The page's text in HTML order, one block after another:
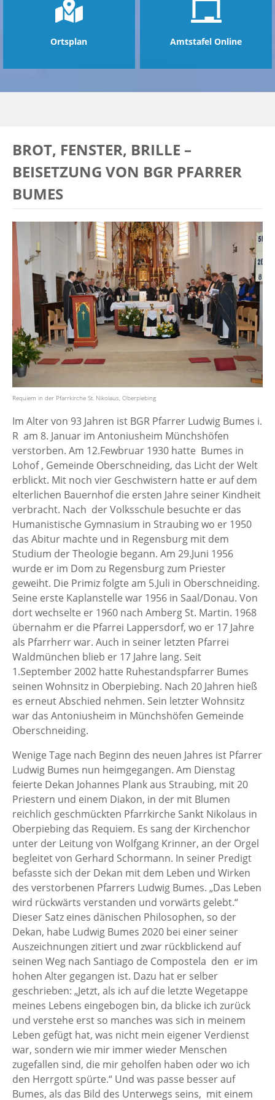
Ortsplan Amtstafel Online
BROT, FENSTER, BRILLE –
BEISETZUNG VON BGR PFARRER
BUMES
Requiem in der Pfarrkirche St. Nikolaus, Oberpiebing
Im Alter von 93 Jahren ist BGR Pfarrer Ludwig Bumes i.
R am 8. Januar im Antoniusheim Münchshöfen
verstorben. Am 12.Fewbruar 1930 hatte Bumes in
Lohof , Gemeinde Oberschneiding, das Licht der Welt
erblickt. Mit noch vier Geschwistern hatte er auf dem
elterlichen Bauernhof die ersten Jahre seiner Kindheit
verbracht. Nach der Volksschule besuchte er das
Humanistische Gymnasium in Straubing wo er 1950
das Abitur machte und in Regensburg mit dem
Studium der Theologie begann. Am 29.Juni 1956
wurde er im Dom zu Regensburg zum Priester
geweiht. Die Primiz folgte am 5.Juli in Oberschneiding.
Seine erste Kaplanstelle war 1956 in Saal/Donau. Von
dort wechselte er 1960 nach Amberg St. Martin. 1968
übernahm er die Pfarrei Lappersdorf, wo er 17 Jahre
als Pfarrherr war. Auch in seiner letzten Pfarrei
Waldmünchen blieb er 17 Jahre lang. Seit
1.September 2002 hatte Ruhestandspfarrer Bumes
seinen Wohnsitz in Oberpiebing. Nach 20 Jahren hieß
es erneut Abschied nehmen. Sein letzter Wohnsitz
war das Antoniusheim in Münchshöfen Gemeinde
Oberschneiding.
Wenige Tage nach Beginn des neuen Jahres ist Pfarrer
Ludwig Bumes nun heimgegangen. Am Dienstag
feierte Dekan Johannes Plank aus Straubing, mit 20
Priestern und einem Diakon, in der mit Blumen
reichlich geschmückten Pfarrkirche Sankt Nikolaus in
Oberpiebing das Requiem. Es sang der Kirchenchor
unter der Leitung von Wolfgang Krinner, an der Orgel
begleitet von Gerhard Schormann. In seiner Predigt
befasste sich der Dekan mit dem Leben und Wirken
des verstorbenen Pfarrers Ludwig Bumes. „Das Leben
wird rückwärts verstanden und vorwärts gelebt.“
Dieser Satz eines dänischen Philosophen, so der
Dekan, habe Ludwig Bumes 2020 bei einer seiner
Auszeichnungen zitiert und zwar rückblickend auf
seinen Weg nach Santiago de Compostela den er im
hohen Alter gegangen ist. Dazu hat er selber
geschrieben: „Jetzt, als ich auf die letzte Wegetappe
meines Lebens eingebogen bin, da blicke ich zurück
und verstehe erst so manches was sich in meinem
Leben gefügt hat, was nicht mein eigener Verdienst
war, sondern wie mir immer wieder Menschen
zugefallen sind, die mir geholfen haben oder wo ich
den Herrgott spürte.“ Und was passe besser auf
Bumes, als das Bild des Unterwegs seins, mit einem